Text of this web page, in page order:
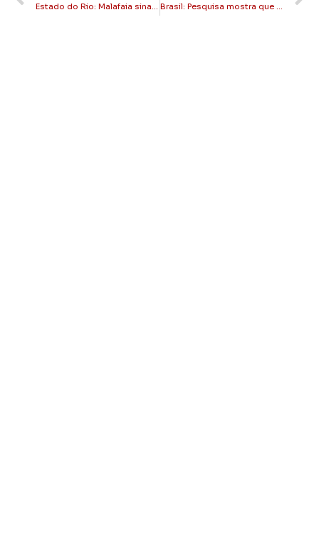
Estado do Rio: Malafaia sinaliza apoio a Douglas Ruas após romper com Eduardo Paes Brasil: Pesquisa mostra que Geração Z e Millennials são grupo mais contrários ao aborto